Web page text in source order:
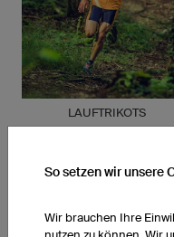
LAUFTRIKOTS
So setzen wir unsere
Wir brauchen Ihre
nutzen zu können. Wir